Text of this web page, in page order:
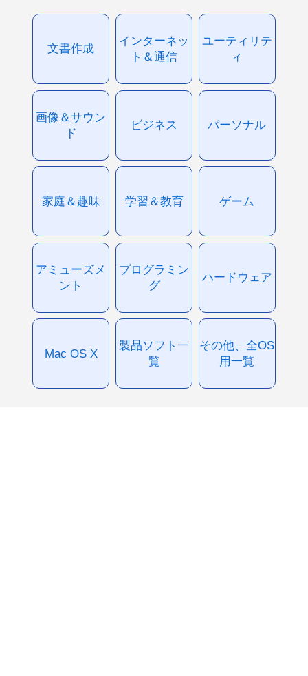
文書作成
インターネッ
ト＆通信
ユーティリテ
ィ
画像＆サウン
ド
ビジネス パーソナル
家庭＆趣味 学習＆教育 ゲーム
アミューズメ
ント
プログラミン
グ
ハードウェア
Mac OS X
製品ソフト一
覧
その他、全OS
用一覧